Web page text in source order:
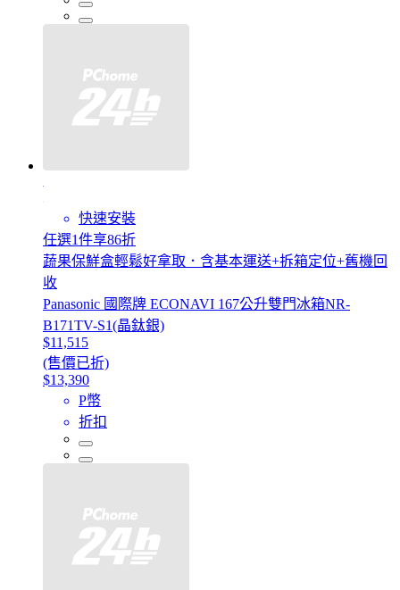
快速安裝
任選1件享86折
蔬果保鮮盒輕鬆好拿取．含基本運送+拆箱定位+舊機回
收
Panasonic 國際牌 ECONAVI 167公升雙門冰箱NR-
B171TV-S1(晶鈦銀)
$11,515
(售價已折)
$13,390
P幣
折扣